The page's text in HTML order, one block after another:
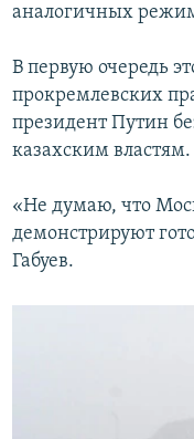
аналогичных
В первую очередь
прокремлевских
президент Путин
казахским властям.
«Не думаю, что
демонстрируют
Габуев.